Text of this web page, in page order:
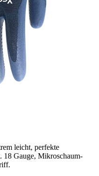
leicht, perfekte
Gauge, Mikroschaum-